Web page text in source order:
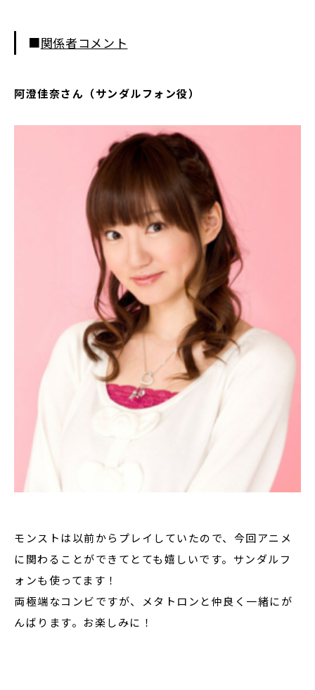
■関係者コメント
阿澄佳奈さん（サンダルフォン役）
モンストは以前からプレイしていたので、今回アニメ
に関わることができてとても嬉しいです。サンダルフ
ォンも使ってます！
両極端なコンビですが、メタトロンと仲良く一緒にが
んばります。お楽しみに！